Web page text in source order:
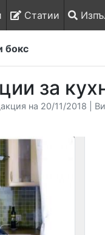
Статии
бокс
за
на 20/11/2018 |